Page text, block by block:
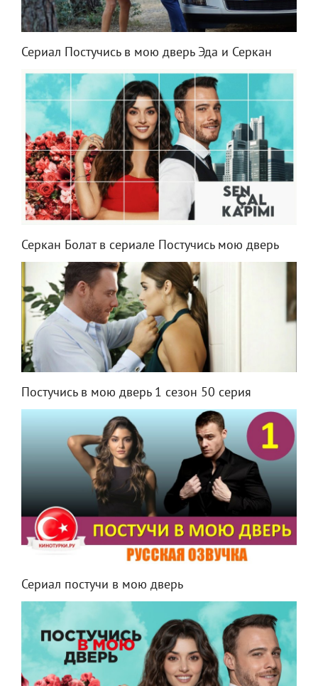
Сериал Постучись в мою дверь Эда и Серкан
Серкан Болат в сериале Постучись мою дверь
Постучись в мою дверь 1 сезон 50 серия
Сериал постучи в мою дверь